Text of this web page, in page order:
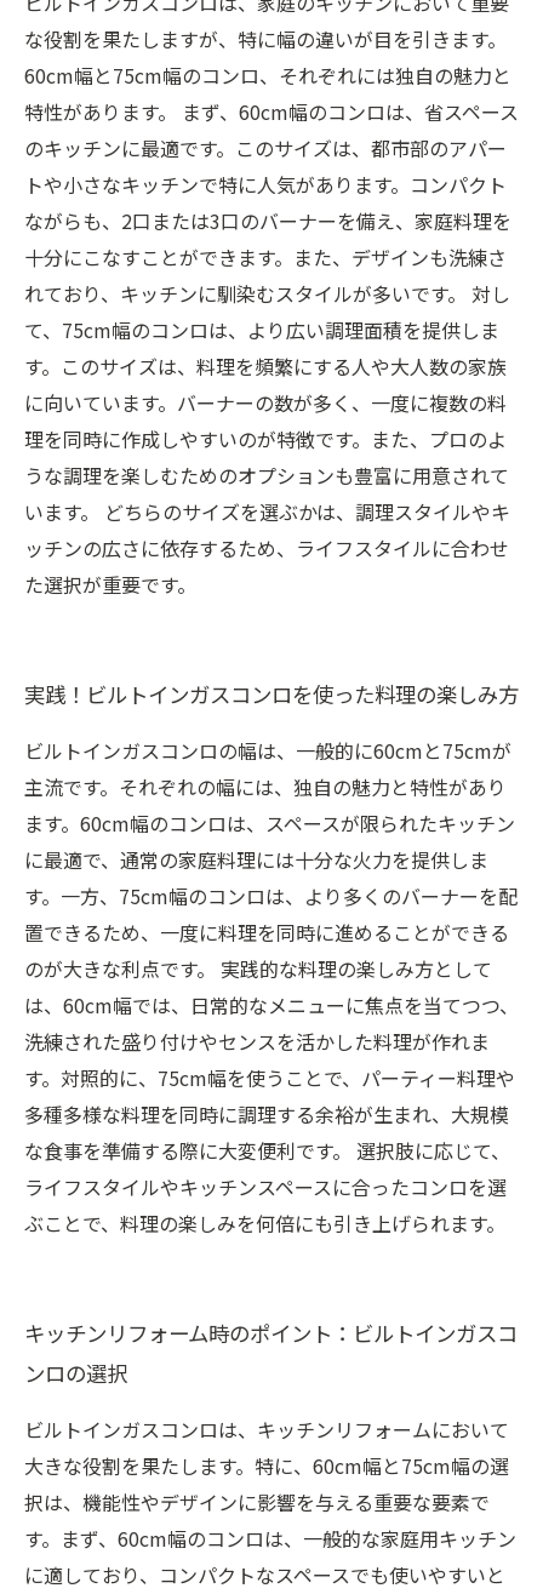
な役割を果たしますが、特に幅の違いが目を引きます。
60cm幅と75cm幅のコンロ、それぞれには独自の魅力と
特性があります。 まず、60cm幅のコンロは、省スペース
のキッチンに最適です。このサイズは、都市部のアパー
トや小さなキッチンで特に人気があります。コンパクト
ながらも、2口または3口のバーナーを備え、家庭料理を
十分にこなすことができます。また、デザインも洗練さ
れており、キッチンに馴染むスタイルが多いです。 対し
て、75cm幅のコンロは、より広い調理面積を提供しま
す。このサイズは、料理を頻繁にする人や大人数の家族
に向いています。バーナーの数が多く、一度に複数の料
理を同時に作成しやすいのが特徴です。また、プロのよ
うな調理を楽しむためのオプションも豊富に用意されて
います。 どちらのサイズを選ぶかは、調理スタイルやキ
ッチンの広さに依存するため、ライフスタイルに合わせ
た選択が重要です。
実践！ビルトインガスコンロを使った料理の楽しみ方
ビルトインガスコンロの幅は、一般的に60cmと75cmが
主流です。それぞれの幅には、独自の魅力と特性があり
ます。60cm幅のコンロは、スペースが限られたキッチン
に最適で、通常の家庭料理には十分な火力を提供しま
す。一方、75cm幅のコンロは、より多くのバーナーを配
置できるため、一度に料理を同時に進めることができる
のが大きな利点です。 実践的な料理の楽しみ方として
は、60cm幅では、日常的なメニューに焦点を当てつつ、
洗練された盛り付けやセンスを活かした料理が作れま
す。対照的に、75cm幅を使うことで、パーティー料理や
多種多様な料理を同時に調理する余裕が生まれ、大規模
な食事を準備する際に大変便利です。 選択肢に応じて、
ライフスタイルやキッチンスペースに合ったコンロを選
ぶことで、料理の楽しみを何倍にも引き上げられます。
キッチンリフォーム時のポイント：ビルトインガスコ
ンロの選択
ビルトインガスコンロは、キッチンリフォームにおいて
大きな役割を果たします。特に、60cm幅と75cm幅の選
択は、機能性やデザインに影響を与える重要な要素で
す。まず、60cm幅のコンロは、一般的な家庭用キッチン
に適しており、コンパクトなスペースでも使いやすいと